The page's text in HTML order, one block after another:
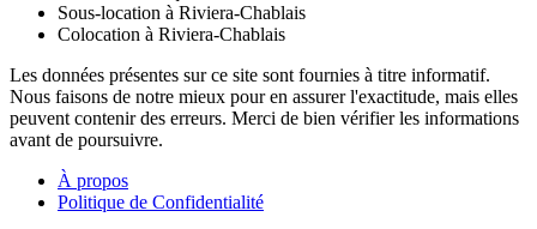
Sous-location à Riviera-Chablais
Colocation à Riviera-Chablais
Les données présentes sur ce site sont fournies à titre informatif.
Nous faisons de notre mieux pour en assurer l'exactitude, mais elles
peuvent contenir des erreurs. Merci de bien vérifier les informations
avant de poursuivre.
À propos
Politique de Confidentialité